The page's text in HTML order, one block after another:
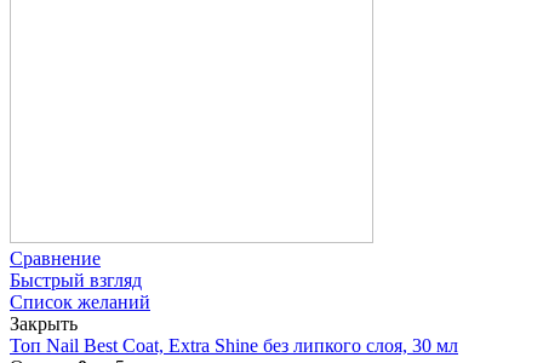
Сравнение
Быстрый взгляд
Список желаний
Закрыть
Топ Nail Best Coat, Extra Shine без липкого слоя, 30 мл